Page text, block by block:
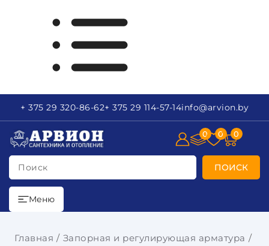
+ 375 29 320-86-62+ 375 29 114-57-14info@arvion.by
Поиск ПОИСК
0 0 0
Меню
Главная
Запорная и регулирующая арматура